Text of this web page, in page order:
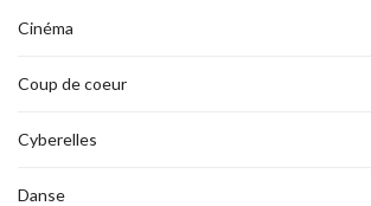
Cinéma
Coup de coeur
Cyberelles
Danse